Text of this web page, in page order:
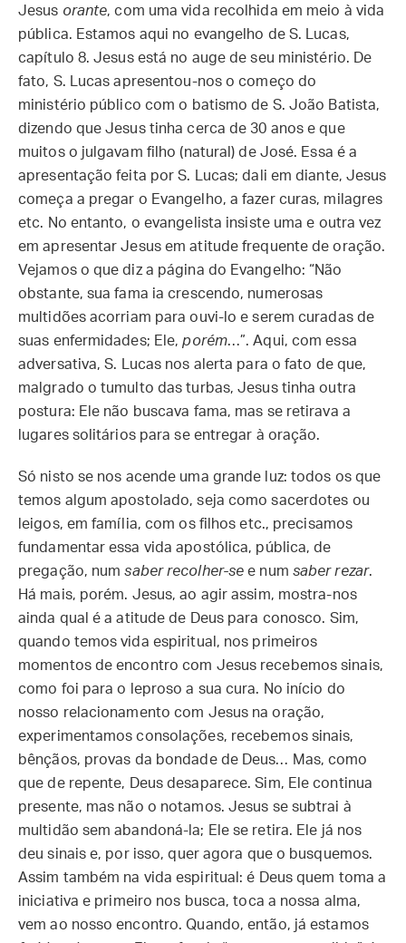
Jesus orante, com uma vida recolhida em meio à vida
pública. Estamos aqui no evangelho de S. Lucas,
capítulo 8. Jesus está no auge de seu ministério. De
fato, S. Lucas apresentou-nos o começo do
ministério público com o batismo de S. João Batista,
dizendo que Jesus tinha cerca de 30 anos e que
muitos o julgavam filho (natural) de José. Essa é a
apresentação feita por S. Lucas; dali em diante, Jesus
começa a pregar o Evangelho, a fazer curas, milagres
etc. No entanto, o evangelista insiste uma e outra vez
em apresentar Jesus em atitude frequente de oração.
Vejamos o que diz a página do Evangelho: “Não
obstante, sua fama ia crescendo, numerosas
multidões acorriam para ouvi-lo e serem curadas de
suas enfermidades; Ele,porém…”. Aqui, com essa
adversativa, S. Lucas nos alerta para o fato de que,
malgrado o tumulto das turbas, Jesus tinha outra
postura: Ele não buscava fama, mas se retirava a
lugares solitários para se entregar à oração.
Só nisto se nos acende uma grande luz: todos os que
temos algum apostolado, seja como sacerdotes ou
leigos, em família, com os filhos etc., precisamos
fundamentar essa vida apostólica, pública, de
pregação, numsaber recolher-see num saber rezar.
Há mais, porém. Jesus, ao agir assim, mostra-nos
ainda qual é a atitude de Deus para conosco. Sim,
quando temos vida espiritual, nos primeiros
momentos de encontro com Jesus recebemos sinais,
como foi para o leproso a sua cura. No início do
nosso relacionamento com Jesus na oração,
experimentamos consolações, recebemos sinais,
bênçãos, provas da bondade de Deus… Mas, como
que de repente, Deus desaparece. Sim, Ele continua
presente, mas não o notamos. Jesus se subtrai à
multidão sem abandoná-la; Ele se retira. Ele já nos
deu sinais e, por isso, quer agora que o busquemos.
Assim também na vida espiritual: é Deus quem toma a
iniciativa e primeiro nos busca, toca a nossa alma,
vem ao nosso encontro. Quando, então, já estamos